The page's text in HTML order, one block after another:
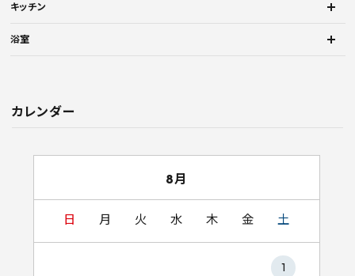
キッチン
浴室
カレンダー
8月
日 月 火 水 木 金 土
1